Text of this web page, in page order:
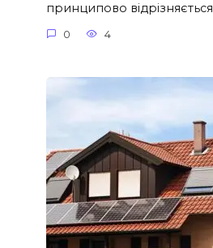
принципово відрізняється
0 4